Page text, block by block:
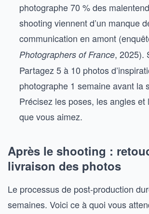
photographe 70 % des
shooting viennent d’un manque
communication en amont
Photographers of France, 2025).
Partagez 5 à 10 photos
photographe 1 semaine avant la
Précisez les poses, les angles et
que vous aimez.
Après le shooting :
livraison des photos
Le processus de post-production
semaines. Voici ce à quoi vous